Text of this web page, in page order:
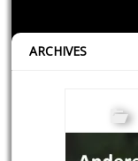
ARCHIVES